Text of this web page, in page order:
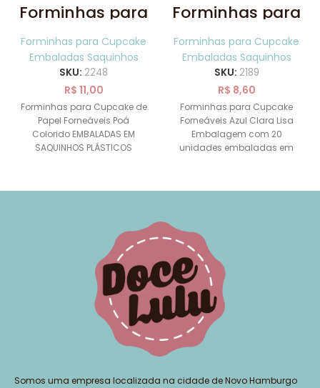
Forminhas para
Cupcake Poá
Colorido 20 uni
SAQUINHOS
Forminhas para Cupcake
Embaladas Saquinhos
SKU: 2248
R$ 11,00
Forminhas para Cupcake de
Papel Forneáveis Poá
Colorido EMBALADAS EM
SAQUINHOS PLÁSTICOS
Forminhas para
Cupcake
Plissadas Azul
Clara Lisa 20 uni
SAQUINHOS
Forminhas para Cupcake
Embaladas Saquinhos
SKU: 2189
R$ 8,60
Forminhas para Cupcake
Forneáveis Azul Clara Lisa
Embalagem com 20
unidades embaladas em
Somos uma empresa localizada na cidade de Novo Hamburgo